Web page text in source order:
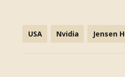
USA Nvidia Jensen